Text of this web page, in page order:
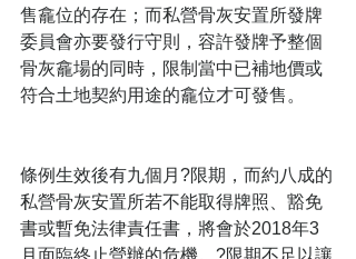
售龕位的存在；而私營骨灰安置所發牌
委員會亦要發行守則，容許發牌予整個
骨灰龕場的同時，限制當中已補地價或
符合土地契約用途的龕位才可發售。
條例生效後有九個月?限期，而約八成的
私營骨灰安置所若不能取得牌照、豁免
書或暫免法律責任書，將會於2018年3